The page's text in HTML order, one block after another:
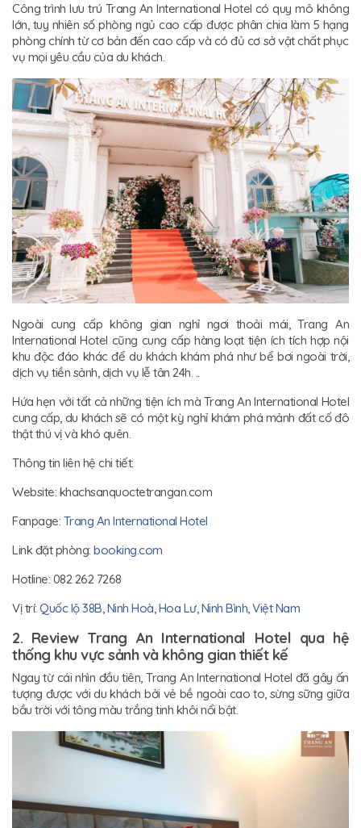
Công trình lưu trú Trang An International Hotel có quy mô không
lớn, tuy nhiên số phòng ngủ cao cấp được phân chia làm 5 hạng
phòng chính từ cơ bản đến cao cấp và có đủ cơ sở vật chất phục
vụ mọi yêu cầu của du khách.
Ngoài cung cấp không gian nghỉ ngơi thoải mái, Trang An
International Hotel cũng cung cấp hàng loạt tiện ích tích hợp nội
khu độc đáo khác để du khách khám phá như bể bơi ngoài trời,
dịch vụ tiền sảnh, dịch vụ lễ tân 24h. ..
Hứa hẹn với tất cả những tiện ích mà Trang An International Hotel
cung cấp, du khách sẽ có một kỳ nghỉ khám phá mảnh đất cố đô
thật thú vị và khó quên.
Thông tin liên hệ chi tiết:
Website: khachsanquoctetrangan.com
Fanpage: Trang An International Hotel
Link đặt phòng: booking.com
Hotline: 082 262 7268
Vị trí: Quốc lộ 38B, Ninh Hoà, Hoa Lư, Ninh Bình, Việt Nam
2. Review Trang An International Hotel qua hệ
thống khu vực sảnh và không gian thiết kế
Ngay từ cái nhìn đầu tiên, Trang An International Hotel đã gây ấn
tượng được với du khách bởi vẻ bề ngoài cao to, sừng sững giữa
bầu trời với tông màu trắng tinh khôi nổi bật.